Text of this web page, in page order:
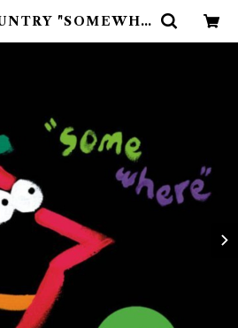
"SOMEWHE